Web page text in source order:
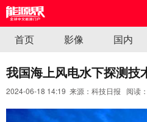
首页 影像 国内
我国海上风电水下探测技
2024-06-18 14:19 来源：科技日报 阅读：